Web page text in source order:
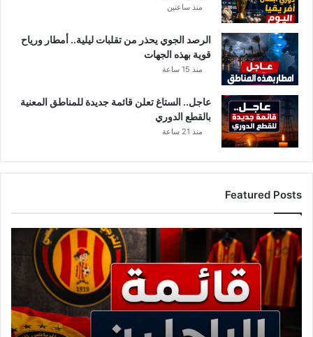
منذ ساعتين
الرصد الجوي يحذر من تقلبات ليلية.. أمطار ورياح
قوية بهذه الجهات
منذ 15 ساعة
عاجل.. الستاغ تعلن قائمة جديدة للمناطق المعنية
بالقطع الدوري
منذ 21 ساعة
Featured Posts
أ
س
م